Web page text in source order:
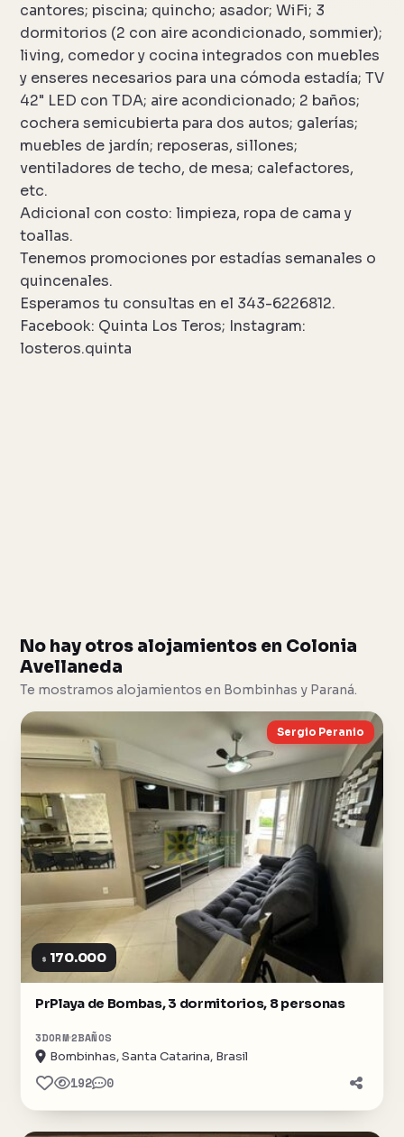
cantores; piscina; quincho; asador; WiFi; 3
dormitorios (2 con aire acondicionado, sommier);
living, comedor y cocina integrados con muebles
y enseres necesarios para una cómoda estadía; TV
42" LED con TDA; aire acondicionado; 2 baños;
cochera semicubierta para dos autos; galerías;
muebles de jardín; reposeras, sillones;
ventiladores de techo, de mesa; calefactores,
etc.
Adicional con costo: limpieza, ropa de cama y
toallas.
Tenemos promociones por estadías semanales o
quincenales.
Esperamos tu consultas en el 343-6226812.
Facebook: Quinta Los Teros; Instagram:
losteros.quinta
No hay otros alojamientos en Colonia
Avellaneda
Te mostramos alojamientos en Bombinhas y Paraná.
Sergio Peranio
$ 170.000
PrPlaya de Bombas, 3 dormitorios, 8 personas
3DORM2BAÑOS
Bombinhas, Santa Catarina, Brasil
192 0